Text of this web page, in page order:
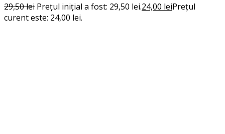
29,50lei Prețul inițial a fost: 29,50 lei.24,00 leiPrețul
curent este: 24,00 lei.